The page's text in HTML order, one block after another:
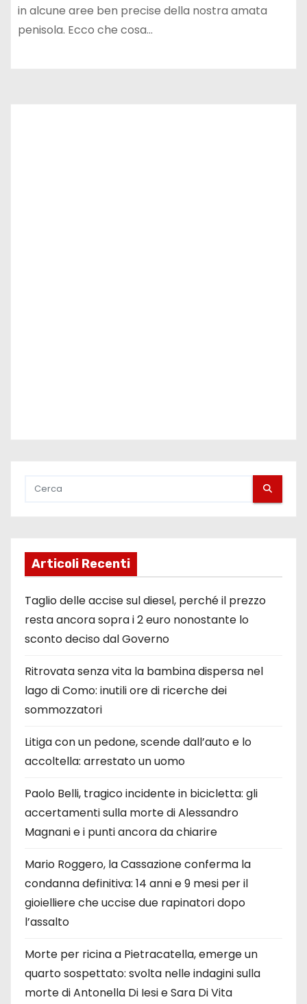
in alcune aree ben precise della nostra amata
penisola. Ecco che cosa…
Articoli Recenti
Taglio delle accise sul diesel, perché il prezzo
resta ancora sopra i 2 euro nonostante lo
sconto deciso dal Governo
Ritrovata senza vita la bambina dispersa nel
lago di Como: inutili ore di ricerche dei
sommozzatori
Litiga con un pedone, scende dall’auto e lo
accoltella: arrestato un uomo
Paolo Belli, tragico incidente in bicicletta: gli
accertamenti sulla morte di Alessandro
Magnani e i punti ancora da chiarire
Mario Roggero, la Cassazione conferma la
condanna definitiva: 14 anni e 9 mesi per il
gioielliere che uccise due rapinatori dopo
l’assalto
Morte per ricina a Pietracatella, emerge un
quarto sospettato: svolta nelle indagini sulla
morte di Antonella Di Iesi e Sara Di Vita